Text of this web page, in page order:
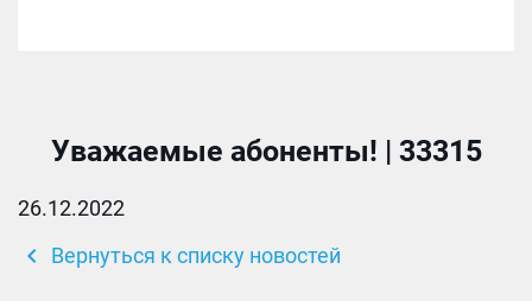
Уважаемые абоненты! | 33315
26.12.2022
chevron_left Вернуться к списку новостей